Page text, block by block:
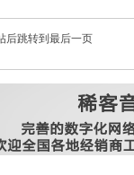
后跳转到最后一页